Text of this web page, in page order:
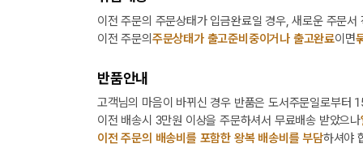
이전 주문의 주문상태가 입금완료일 경우, 새로운 주문
이전 주문의 주문상태가 출고준비중이거나 출고완료이면
반품안내
고객님의 마음이 바뀌신 경우 반품은 도서주문일로부터
이전 배송시 3만원 이상을 주문하셔서 무료배송 받았으나
이전 주문의 배송비를 포함한 왕복 배송비를 부담하셔야